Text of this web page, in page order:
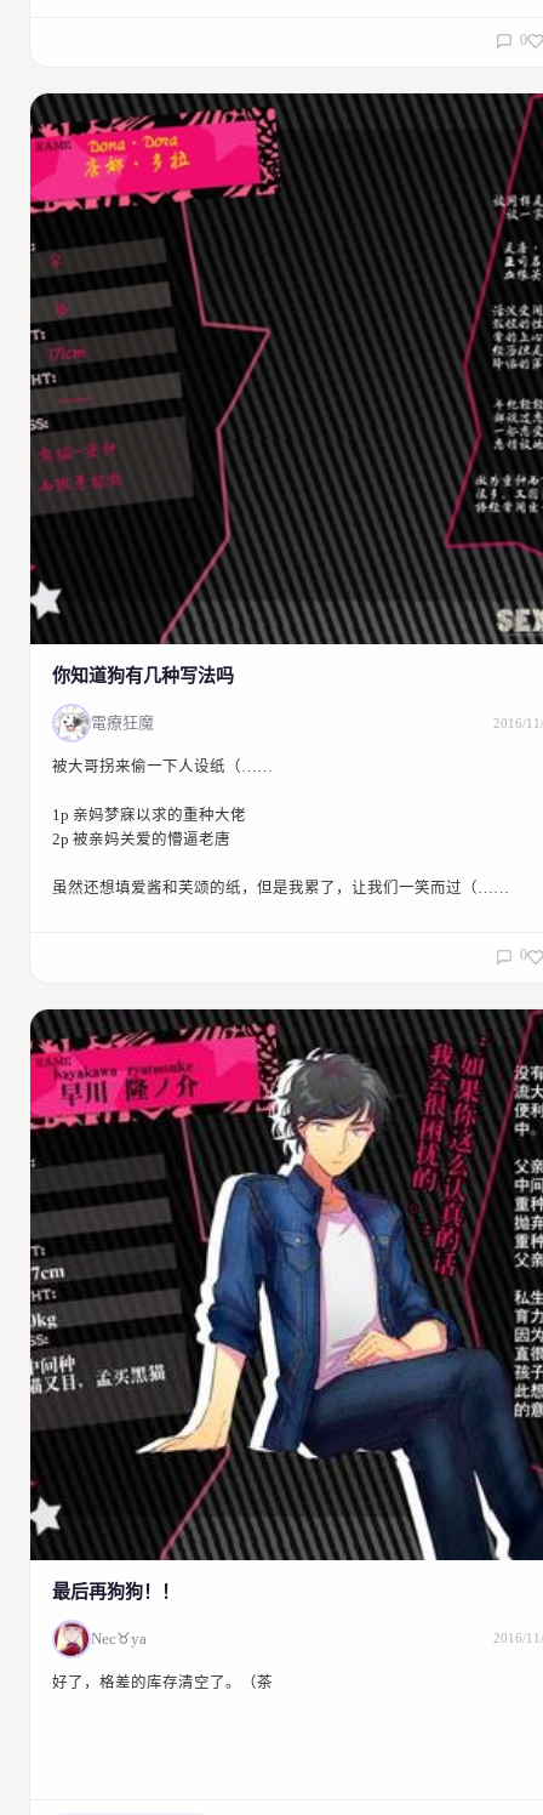
2016/11/23 12:37:37回复
撕掉我的生物书 回复小黑
可以做个PPT走完全剧情！（………………？！）感觉就是立派的摩羯
天蝎的突突突。
不……明明什么都没做！哪里不可描述了！！！！（正直的我突然侧
踢！）
因为是你，特别想知道你到底买了什么攻受……
2016/11/24 01:46:12 回复
痒兮兮
无论是PPT还是什么的请再多来一点！！！
既然穿了西装也和没穿一样不如就不要穿了………………（满脸期待）
2016/11/24 15:37:21 回复
小黑回复
撕掉我的生物书
因为是我，你就该知道我什么好吃买什么攻受有什么关系（）
但是看大美人律师欺负人很有意思我决定先押一点……
回复
回复撕掉我的生物书
你才牛郎！！！！！！我是个正经的律师！！！！！（飞踢
这怎么是恶意呢，明明是满满的爱意❤就是嫌弃了！！！！搞得家里猫
满天飞！！！！
哦，是在红灯区上班的一个委托人，你去拍拖吧（喝茶
说他没穿！！！！！！！（..........
明明脱起来那么麻烦！！！！怎么能说穿了像没穿一样！！！！！！
2016/11/26 21:27:02回复
白兔心療內科回复西部大开发
我认真的想了想好像的确有点不可描述（？？？？？？
2016/11/26 21:30:30回复
0
你知道狗有几种写法吗
電療狂魔 2016/
被大哥拐来偷一下人设纸（……
1p 亲妈梦寐以求的重种大佬
2p 被亲妈关爱的懵逼老唐
虽然还想填爱酱和芙颂的纸，但是我累了，让我们一笑而过（……
0
最后再狗狗！！
Nec♉ya 2016/
好了，格差的库存清空了。（茶